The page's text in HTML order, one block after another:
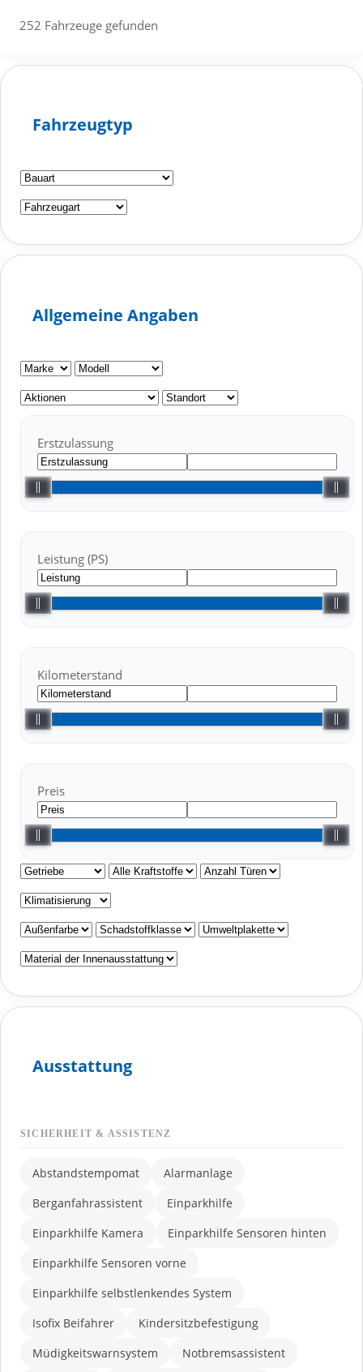
252 Fahrzeuge gefunden
Fahrzeugtyp
Allgemeine Angaben
Erstzulassung
Leistung (PS)
Kilometerstand
Preis
Ausstattung
SICHERHEIT & ASSISTENZ
Abstandstempomat
Alarmanlage
Berganfahrassistent
Einparkhilfe
Einparkhilfe Kamera
Einparkhilfe Sensoren hinten
Einparkhilfe Sensoren vorne
Einparkhilfe selbstlenkendes System
Isofix Beifahrer
Kindersitzbefestigung
Müdigkeitswarnsystem
Notbremsassistent